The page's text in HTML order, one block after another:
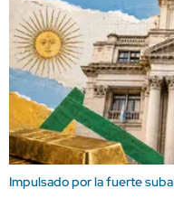
Impulsado por la fuerte